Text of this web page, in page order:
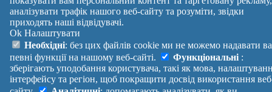
Ношеные трусики ношені трусики для тебя
Ношені трусики
Ношеные трусики ношені трусики
Ношеные трусики ношені трусики для тебя
Оголошення →
reklama
Правила
Політика Зворотній
аналізувати трафік нашого веб-сайту та розуміти, звідки
приходять наші відвідувачі.
Ok Налаштувати
Необхідні: без цих файлів cookie ми не можемо надавати
певні функції на нашому веб-сайті.
Функціональні :
зберігають уподобання користувача, такі як мова,
інтерфейсу та регіон, щоб покращити досвід використання